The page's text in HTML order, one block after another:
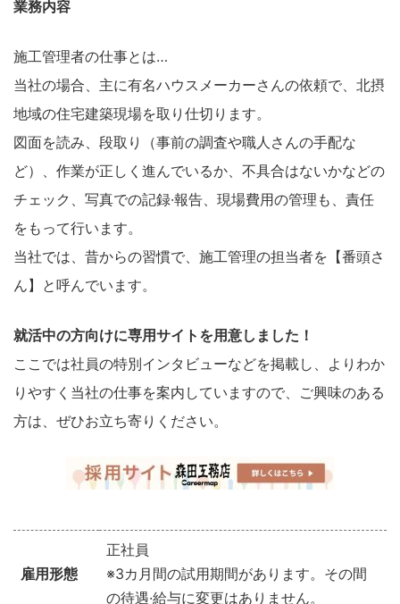
業務内容
施工管理者の仕事とは…
当社の場合、主に有名ハウスメーカーさんの依頼で、北摂
地域の住宅建築現場を取り仕切ります。
図面を読み、段取り（事前の調査や職人さんの手配な
ど）、作業が正しく進んでいるか、不具合はないかなどの
チェック、写真での記録·報告、現場費用の管理も、責任
をもって行います。
当社では、昔からの習慣で、施工管理の担当者を【番頭さ
ん】と呼んでいます。
就活中の方向けに専用サイトを用意しました！
ここでは社員の特別インタビューなどを掲載し、よりわか
りやすく当社の仕事を案内していますので、ご興味のある
方は、ぜひお立ち寄りください。
雇用形態
正社員
※3カ月間の試用期間があります。その間
の待遇·給与に変更はありません。